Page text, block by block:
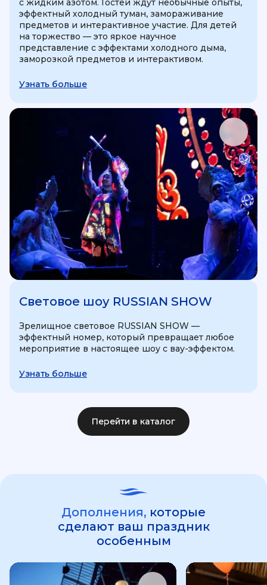
с жидким азотом. Гостей ждут необычные опыты,
эффектный холодный туман, замораживание
предметов и интерактивное участие. Для детей
на торжество — это яркое научное
представление с эффектами холодного дыма,
заморозкой предметов и интерактивом.
Узнать больше
Световое шоу RUSSIAN SHOW
Зрелищное световое RUSSIAN SHOW —
эффектный номер, который превращает любое
мероприятие в настоящее шоу с вау-эффектом.
Узнать больше
Перейти в каталог
Дополнения, которые
сделают ваш праздник
особенным